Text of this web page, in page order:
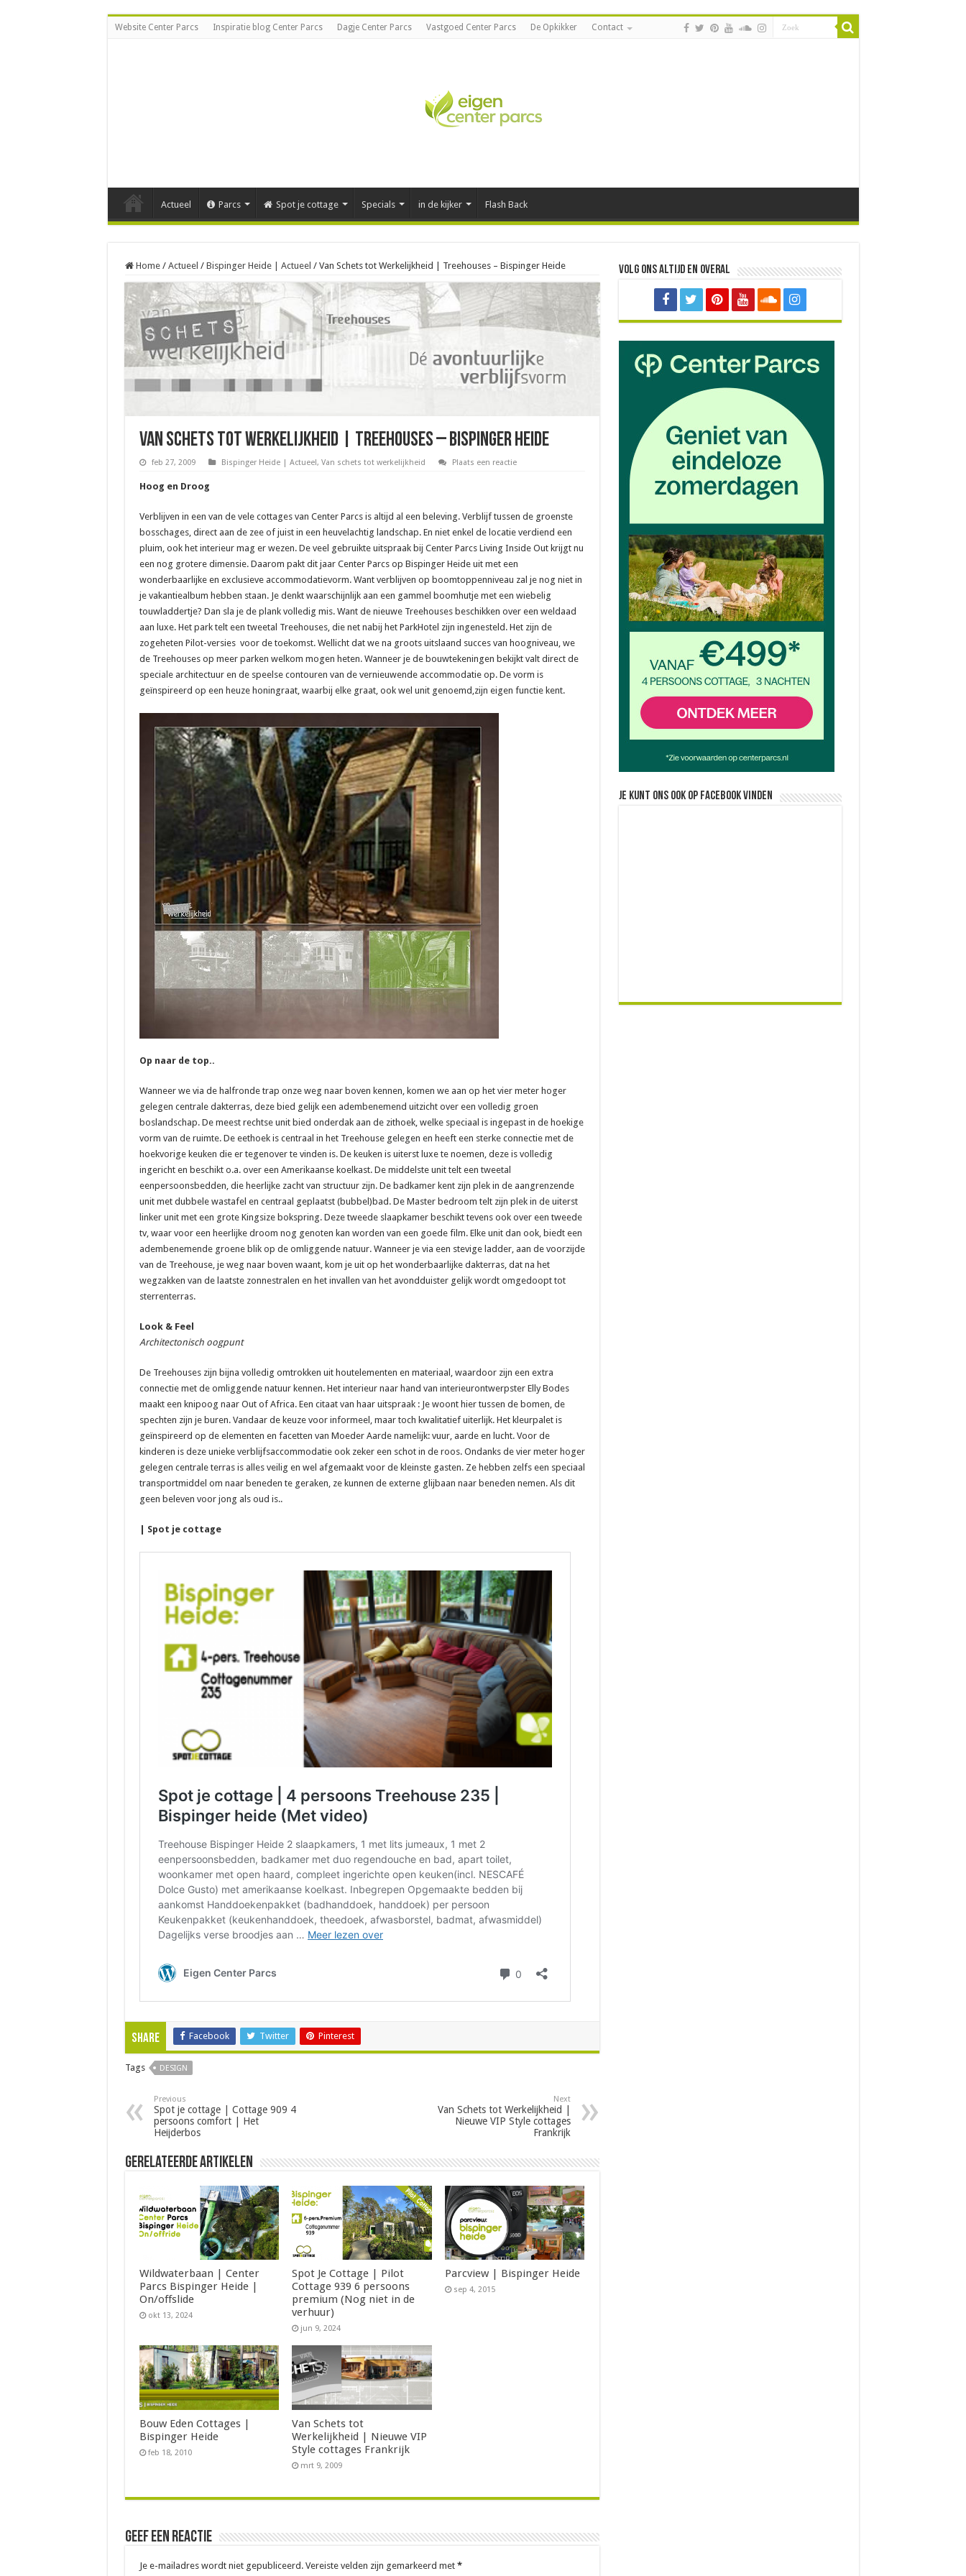
Website Center Parcs Inspiratie blog Center Parcs Dagje Center Parcs Vastgoed Center Parcs De Opkikker Contact
Actueel Parcs Spot je cottage Specials in de kijker Flash Back
Home / Actueel / Bispinger Heide | Actueel / Van Schets tot Werkelijkheid | Treehouses – Bispinger Heide
Van Schets tot Werkelijkheid | Treehouses – Bispinger Heide
feb 27, 2009 Bispinger Heide | Actueel, Van schets tot werkelijkheid Plaats een reactie
Hoog en Droog
Verblijven in een van de vele cottages van Center Parcs is altijd al een beleving. Verblijf tussen de groenste
bosschages, direct aan de zee of juist in een heuvelachtig landschap. En niet enkel de locatie verdiend een
pluim, ook het interieur mag er wezen. De veel gebruikte uitspraak bij Center Parcs Living Inside Out krijgt nu
een nog grotere dimensie. Daarom pakt dit jaar Center Parcs op Bispinger Heide uit met een
wonderbaarlijke en exclusieve accommodatievorm. Want verblijven op boomtoppenniveau zal je nog niet in
je vakantiealbum hebben staan. Je denkt waarschijnlijk aan een gammel boomhutje met een wiebelig
touwladdertje? Dan sla je de plank volledig mis. Want de nieuwe Treehouses beschikken over een weldaad
aan luxe. Het park telt een tweetal Treehouses, die net nabij het ParkHotel zijn ingenesteld. Het zijn de
zogeheten Pilot-versies  voor de toekomst. Wellicht dat we na groots uitslaand succes van hoogniveau, we
de Treehouses op meer parken welkom mogen heten. Wanneer je de bouwtekeningen bekijkt valt direct de
speciale architectuur en de speelse contouren van de vernieuwende accommodatie op. De vorm is
geïnspireerd op een heuze honingraat, waarbij elke graat, ook wel unit genoemd,zijn eigen functie kent.
Op naar de top..
Wanneer we via de halfronde trap onze weg naar boven kennen, komen we aan op het vier meter hoger
gelegen centrale dakterras, deze bied gelijk een adembenemend uitzicht over een volledig groen
boslandschap. De meest rechtse unit bied onderdak aan de zithoek, welke speciaal is ingepast in de hoekige
vorm van de ruimte. De eethoek is centraal in het Treehouse gelegen en heeft een sterke connectie met de
hoekvorige keuken die er tegenover te vinden is. De keuken is uiterst luxe te noemen, deze is volledig
ingericht en beschikt o.a. over een Amerikaanse koelkast. De middelste unit telt een tweetal
eenpersoonsbedden, die heerlijke zacht van structuur zijn. De badkamer kent zijn plek in de aangrenzende
unit met dubbele wastafel en centraal geplaatst (bubbel)bad. De Master bedroom telt zijn plek in de uiterst
linker unit met een grote Kingsize bokspring. Deze tweede slaapkamer beschikt tevens ook over een tweede
tv, waar voor een heerlijke droom nog genoten kan worden van een goede film. Elke unit dan ook, biedt een
adembenemende groene blik op de omliggende natuur. Wanneer je via een stevige ladder, aan de voorzijde
van de Treehouse, je weg naar boven waant, kom je uit op het wonderbaarlijke dakterras, dat na het
wegzakken van de laatste zonnestralen en het invallen van het avondduister gelijk wordt omgedoopt tot
sterrenterras.
Look & Feel
Architectonisch oogpunt
De Treehouses zijn bijna volledig omtrokken uit houtelementen en materiaal, waardoor zijn een extra
connectie met de omliggende natuur kennen. Het interieur naar hand van interieurontwerpster Elly Bodes
maakt een knipoog naar Out of Africa. Een citaat van haar uitspraak : Je woont hier tussen de bomen, de
spechten zijn je buren. Vandaar de keuze voor informeel, maar toch kwalitatief uiterlijk. Het kleurpalet is
geïnspireerd op de elementen en facetten van Moeder Aarde namelijk: vuur, aarde en lucht. Voor de
kinderen is deze unieke verblijfsaccommodatie ook zeker een schot in de roos. Ondanks de vier meter hoger
gelegen centrale terras is alles veilig en wel afgemaakt voor de kleinste gasten. Ze hebben zelfs een speciaal
transportmiddel om naar beneden te geraken, ze kunnen de externe glijbaan naar beneden nemen. Als dit
geen beleven voor jong als oud is..
| Spot je cottage
Share Facebook Twitter Pinterest
Tags DESIGN
Previous
Spot je cottage | Cottage 909 4
persoons comfort | Het
Heijderbos
Next
Van Schets tot Werkelijkheid |
Nieuwe VIP Style cottages
Frankrijk
Gerelateerde Artikelen
Wildwaterbaan | Center
Parcs Bispinger Heide |
On/offslide
okt 13, 2024
Spot Je Cottage | Pilot
Cottage 939 6 persoons
premium (Nog niet in de
verhuur)
jun 9, 2024
Parcview | Bispinger Heide
sep 4, 2015
Bouw Eden Cottages |
Bispinger Heide
feb 18, 2010
Van Schets tot
Werkelijkheid | Nieuwe VIP
Style cottages Frankrijk
mrt 9, 2009
Geef een reactie
Je e-mailadres wordt niet gepubliceerd. Vereiste velden zijn gemarkeerd met *
Volg ons altijd en overal
Je kunt ons ook op facebook vinden